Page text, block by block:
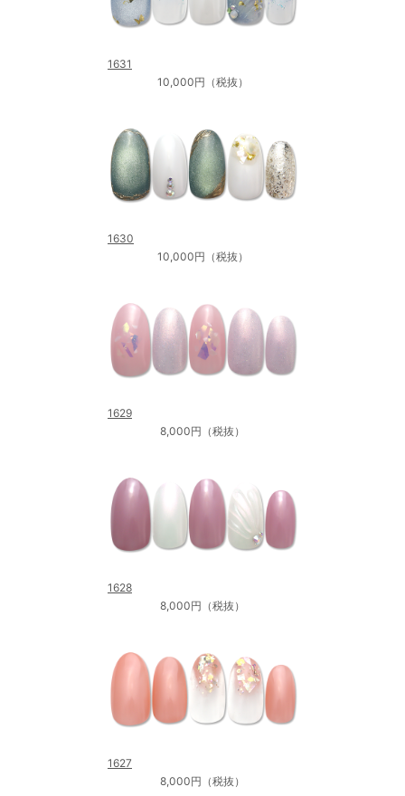
1631
10,000円（税抜）
1630
10,000円（税抜）
1629
8,000円（税抜）
1628
8,000円（税抜）
1627
8,000円（税抜）